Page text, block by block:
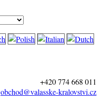
+420 774 668 011
obchod@valasske-kralovstvi.cz